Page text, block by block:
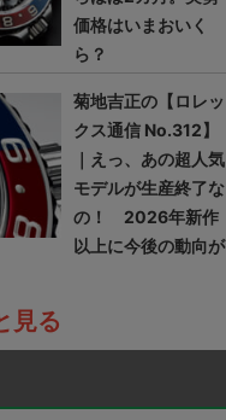
価格はいまおいく
ら？
菊地吉正の【ロレッ
クス通信 No.312】
｜えっ、あの超人気
モデルが生産終了な
の！ 2026年新作
以上に今後の動向が
見る